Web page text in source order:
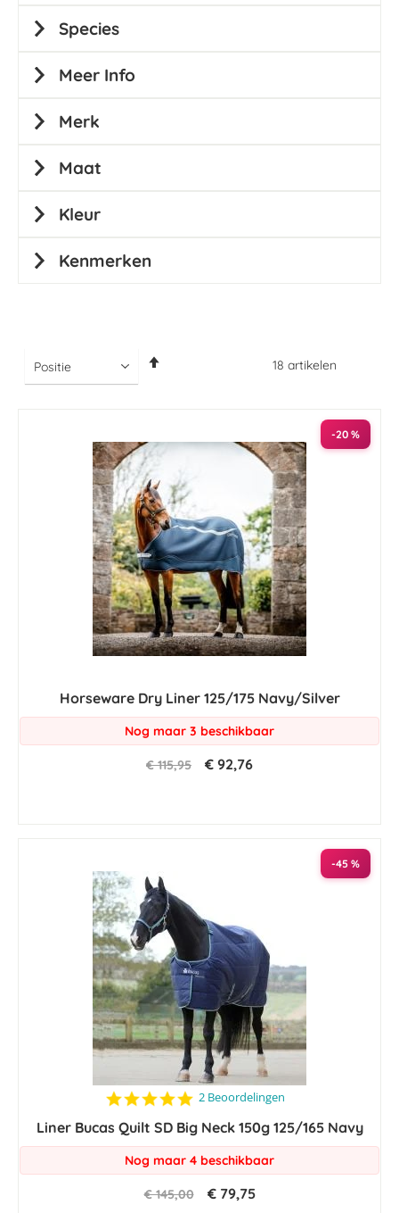
18 artikelen
-20 %
Horseware Dry Liner 125/175 Navy/Silver
Nog maar 3 beschikbaar
€ 115,95 € 92,76
-45 %
5.0
rating
2 Beoordelingen
Liner Bucas Quilt SD Big Neck 150g 125/165 Navy
Nog maar 4 beschikbaar
€ 145,00 € 79,75
Species
Meer Info
Merk
Maat
Kleur
Kenmerken